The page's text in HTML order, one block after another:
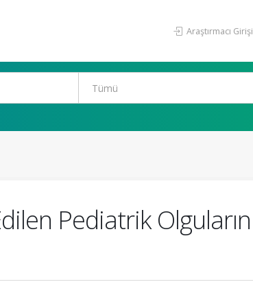
Araştırmacı Girişi
Pediatrik Olguların